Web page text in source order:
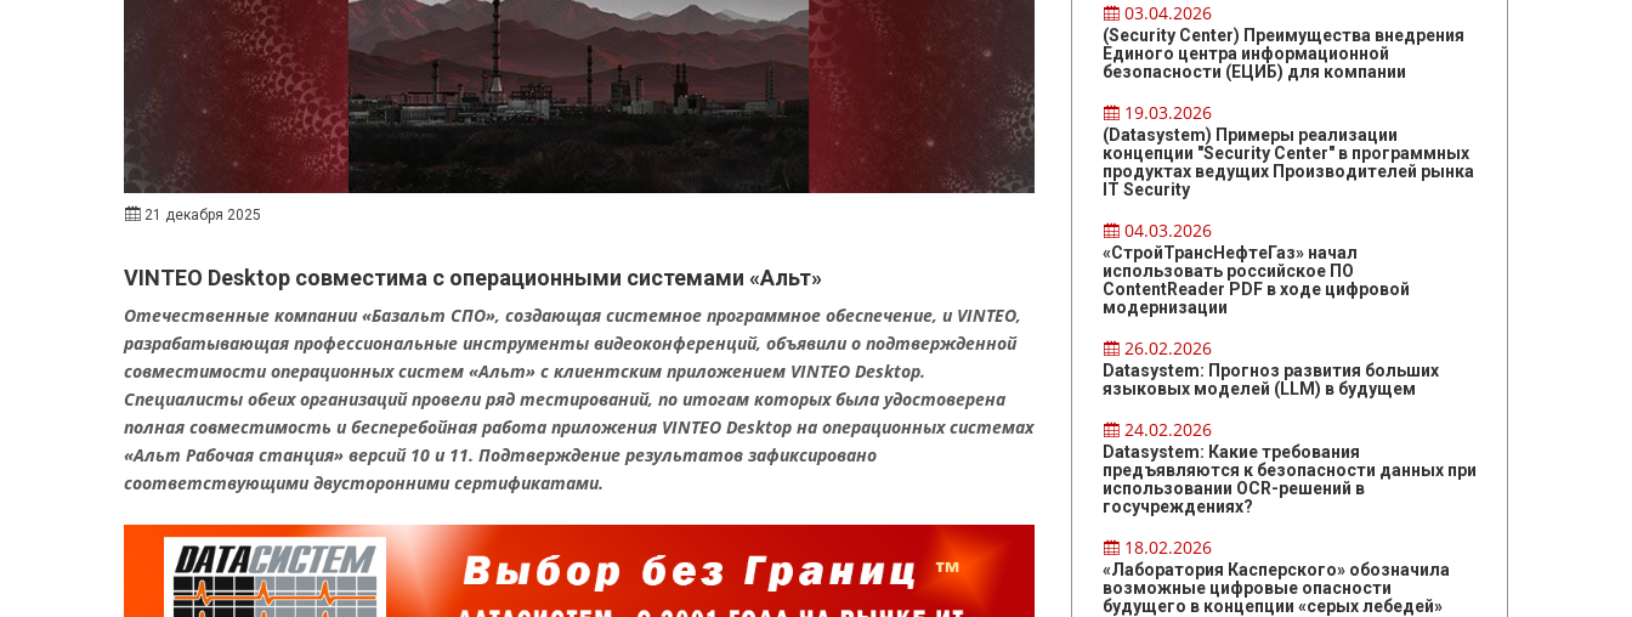
21 декабря 2025
VINTEO Desktop совместима с операционными системами «Альт»
Отечественные компании «Базальт СПО», создающая системное программное обеспечение, и VINTEO,
разрабатывающая профессиональные инструменты видеоконференций, объявили о подтвержденной
совместимости операционных систем «Альт» с клиентским приложением VINTEO Desktop.
Специалисты обеих организаций провели ряд тестирований, по итогам которых была удостоверена
полная совместимость и бесперебойная работа приложения VINTEO Desktop на операционных системах
«Альт Рабочая станция» версий 10 и 11. Подтверждение результатов зафиксировано
соответствующими двусторонними сертификатами.
03.04.2026
(Security Center) Преимущества внедрения
Единого центра информационной
безопасности (ЕЦИБ) для компании
19.03.2026
(Datasystem) Примеры реализации
концепции "Security Center" в программных
продуктах ведущих Производителей рынка
IT Security
04.03.2026
«СтройТрансНефтеГаз» начал
использовать российское ПО
ContentReader PDF в ходе цифровой
модернизации
26.02.2026
Datasystem: Прогноз развития больших
языковых моделей (LLM) в будущем
24.02.2026
Datasystem: Какие требования
предъявляются к безопасности данных при
использовании OCR-решений в
госучреждениях?
18.02.2026
«Лаборатория Касперского» обозначила
возможные цифровые опасности
будущего в концепции «серых лебедей»